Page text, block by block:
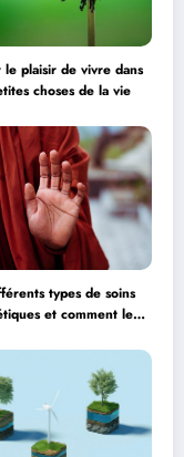
le plaisir de vivre dans
choses de la vie
types de soins
et comment les